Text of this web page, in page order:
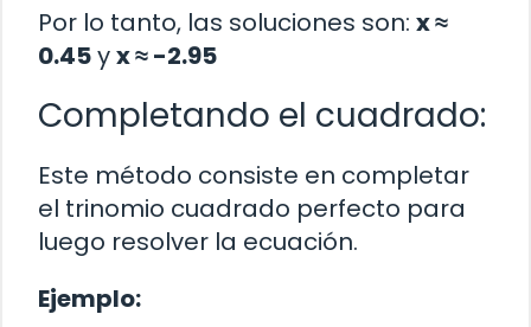
Por lo tanto, las soluciones son: x ≈
0.45yx ≈ -2.95
Completando el cuadrado:
Este método consiste en completar
el trinomio cuadrado perfecto para
luego resolver la ecuación.
Ejemplo: